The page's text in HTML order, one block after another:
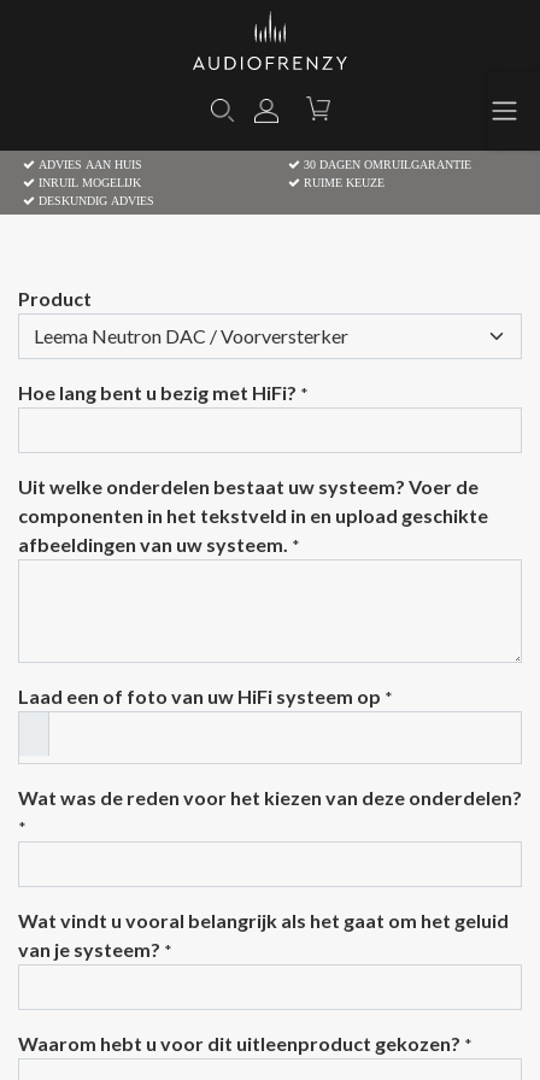
ADVIES AAN HUIS
30 DAGEN OMRUILGARANTIE
INRUIL MOGELIJK
RUIME KEUZE
DESKUNDIG ADVIES
Product
Hoe lang bent u bezig met HiFi? *
Uit welke onderdelen bestaat uw systeem? Voer de
componenten in het tekstveld in en upload geschikte
afbeeldingen van uw systeem. *
Laad een of foto van uw HiFi systeem op *
Wat was de reden voor het kiezen van deze onderdelen?
*
Wat vindt u vooral belangrijk als het gaat om het geluid
van je systeem? *
Waarom hebt u voor dit uitleenproduct gekozen? *